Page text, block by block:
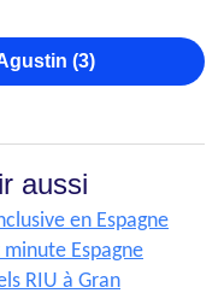
(3)
aussi
en Espagne
minute Espagne
RIU à Gran